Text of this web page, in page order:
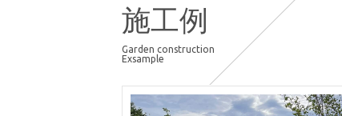
施工例
Garden construction
Exsample